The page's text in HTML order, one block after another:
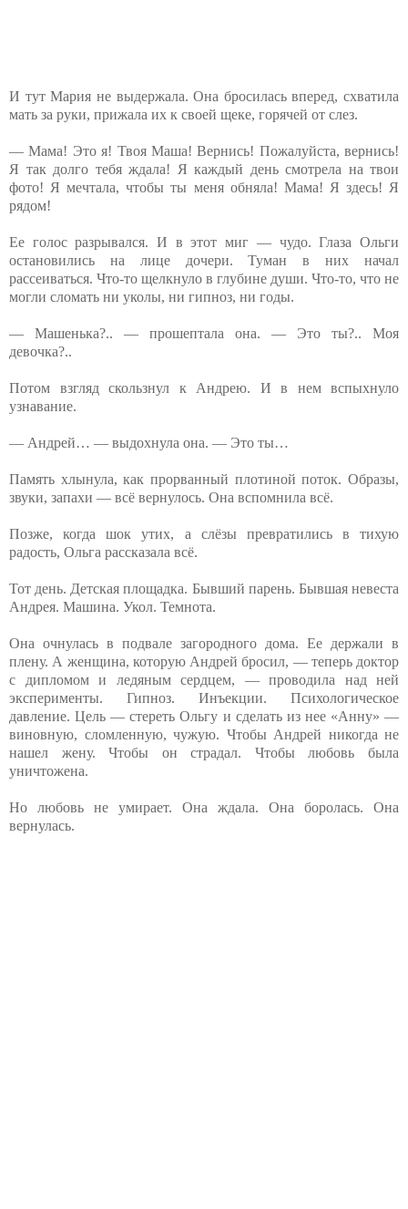
И тут Мария не выдержала. Она бросилась вперед, схватила
мать за руки, прижала их к своей щеке, горячей от слез.
— Мама! Это я! Твоя Маша! Вернись! Пожалуйста, вернись!
Я так долго тебя ждала! Я каждый день смотрела на твои
фото! Я мечтала, чтобы ты меня обняла! Мама! Я здесь! Я
рядом!
Ее голос разрывался. И в этот миг — чудо. Глаза Ольги
остановились на лице дочери. Туман в них начал
рассеиваться. Что-то щелкнуло в глубине души. Что-то, что не
могли сломать ни уколы, ни гипноз, ни годы.
— Машенька?.. — прошептала она. — Это ты?.. Моя
девочка?..
Потом взгляд скользнул к Андрею. И в нем вспыхнуло
узнавание.
— Андрей… — выдохнула она. — Это ты…
Память хлынула, как прорванный плотиной поток. Образы,
звуки, запахи — всё вернулось. Она вспомнила всё.
Позже, когда шок утих, а слёзы превратились в тихую
радость, Ольга рассказала всё.
Тот день. Детская площадка. Бывший парень. Бывшая невеста
Андрея. Машина. Укол. Темнота.
Она очнулась в подвале загородного дома. Ее держали в
плену. А женщина, которую Андрей бросил, — теперь доктор
с дипломом и ледяным сердцем, — проводила над ней
эксперименты. Гипноз. Инъекции. Психологическое
давление. Цель — стереть Ольгу и сделать из нее «Анну» —
виновную, сломленную, чужую. Чтобы Андрей никогда не
нашел жену. Чтобы он страдал. Чтобы любовь была
уничтожена.
Но любовь не умирает. Она ждала. Она боролась. Она
вернулась.